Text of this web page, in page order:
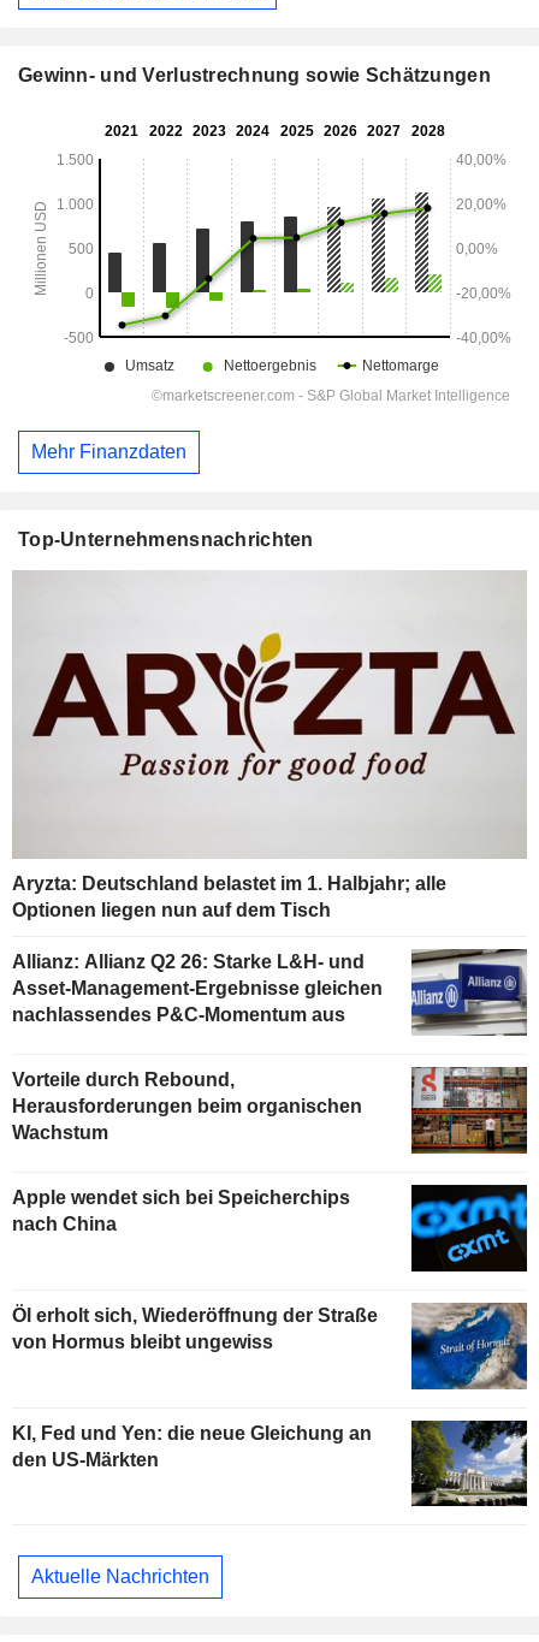
Gewinn- und Verlustrechnung sowie Schätzungen
Mehr Finanzdaten
Top-Unternehmensnachrichten
Aryzta: Deutschland belastet im 1. Halbjahr; alle
Optionen liegen nun auf dem Tisch
Allianz: Allianz Q2 26: Starke L&H- und
Asset-Management-Ergebnisse gleichen
nachlassendes P&C-Momentum aus
Vorteile durch Rebound,
Herausforderungen beim organischen
Wachstum
Apple wendet sich bei Speicherchips
nach China
Öl erholt sich, Wiederöffnung der Straße
von Hormus bleibt ungewiss
KI, Fed und Yen: die neue Gleichung an
den US-Märkten
Aktuelle Nachrichten